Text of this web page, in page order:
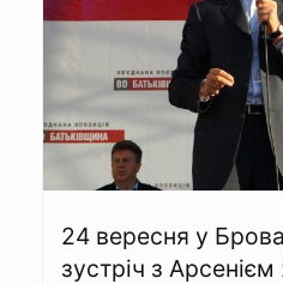
24 вересня у
зустріч з